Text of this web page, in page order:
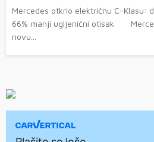
Mercedes otkrio električnu C-Klasu:
66% manji ugljenični otisak
novu...